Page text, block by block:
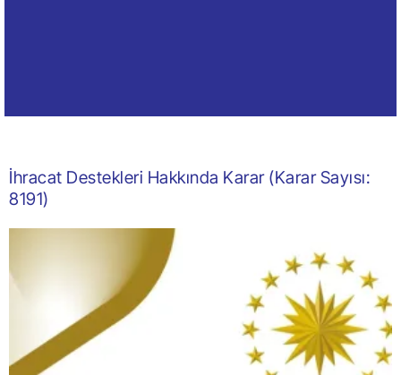
İhracat Destekleri Hakkında Karar (Karar Sayısı:
8191)